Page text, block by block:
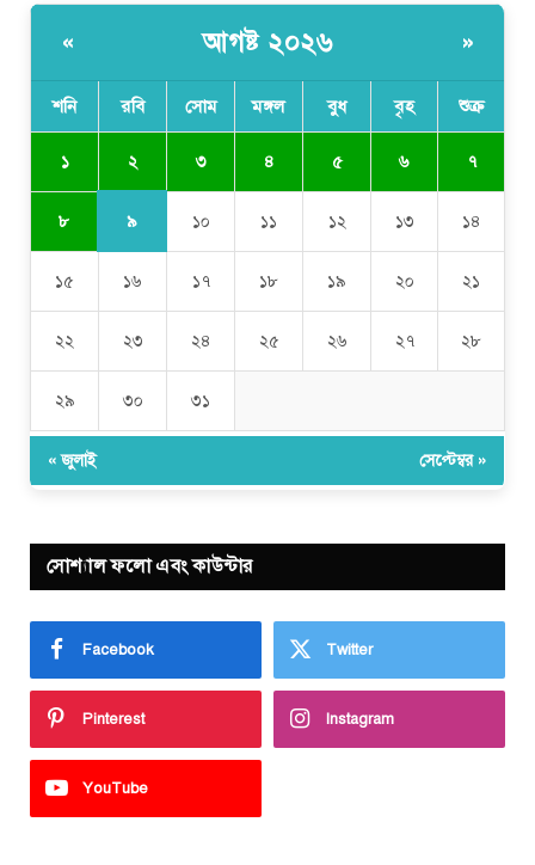
« আগষ্ট ২০২৬ »
শনি রবি সোম মঙ্গল বুধ বৃহ শুক্র
১ ২ ৩ ৪ ৫ ৬ ৭
৮ ৯ ১০ ১১ ১২ ১৩ ১৪
১৫ ১৬ ১৭ ১৮ ১৯ ২০ ২১
২২ ২৩ ২৪ ২৫ ২৬ ২৭ ২৮
২৯ ৩০ ৩১
« জুলাই সেপ্টেম্বর »
সোশ্যাল ফলো এবং কাউন্টার
Facebook Twitter
Pinterest Instagram
YouTube